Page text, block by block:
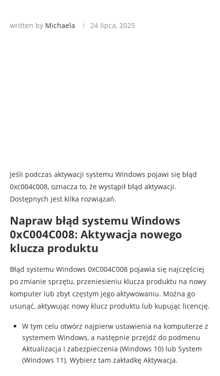
written by Michaela 24 lipca, 2025
Jeśli podczas aktywacji systemu Windows pojawi się błąd
0xc004c008, oznacza to, że wystąpił błąd aktywacji.
Dostępnych jest kilka rozwiązań.
Napraw błąd systemu Windows
0xC004C008: Aktywacja nowego
klucza produktu
Błąd systemu Windows 0xC004C008 pojawia się najczęściej
po zmianie sprzętu, przeniesieniu klucza produktu na nowy
komputer lub zbyt częstym jego aktywowaniu. Można go
usunąć, aktywując nowy klucz produktu lub kupując licencję.
W tym celu otwórz najpierw ustawienia na komputerze z
systemem Windows, a następnie przejdź do podmenu
Aktualizacja i zabezpieczenia (Windows 10) lub System
(Windows 11). Wybierz tam zakładkę Aktywacja.